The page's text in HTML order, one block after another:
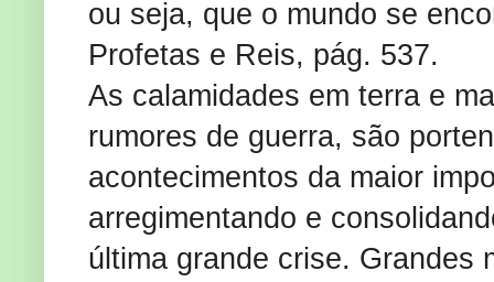
ou seja, que o mundo se
Profetas e Reis, pág. 537.
As calamidades em terra e
rumores de guerra, são
acontecimentos da maior
arregimentando e
última grande crise. Grandes